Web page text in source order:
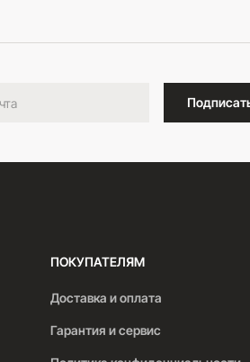
ПОКУПАТЕЛЯМ
Доставка и оплата
Гарантия и сервис